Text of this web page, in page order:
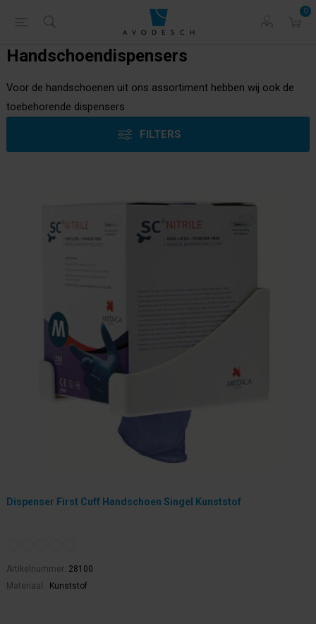
0
Handschoendispensers
Voor de handschoenen uit ons assortiment hebben wij ook de
toebehorende dispensers
FILTERS
Dispenser First Cuff Handschoen Singel Kunststof
Artikelnummer: 28100
Materiaal:
Kunststof